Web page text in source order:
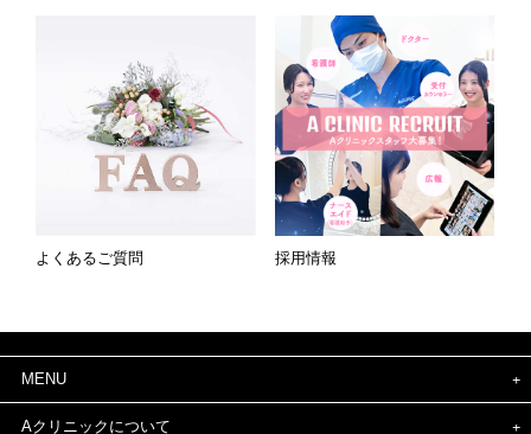
よくあるご質問 採用情報
MENU
Aクリニックについて